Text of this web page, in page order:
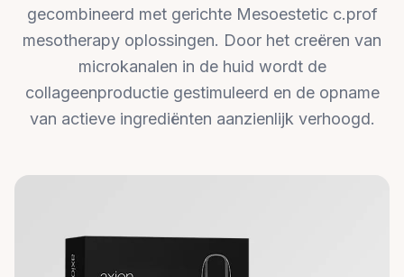
gecombineerd met gerichte Mesoestetic c.prof
mesotherapy oplossingen. Door het creëren van
microkanalen in de huid wordt de
collageenproductie gestimuleerd en de opname
van actieve ingrediënten aanzienlijk verhoogd.